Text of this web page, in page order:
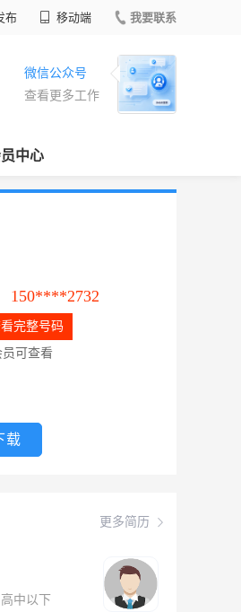
布 移动端 我要联系
微信公众号
查看更多工作
中心
150****2732
完整号码
可查看
载
更多简历
高中以下